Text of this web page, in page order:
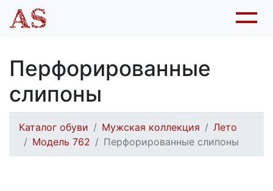
Перфорированные
слипоны
Каталог обуви Мужская коллекция
Лето
Модель 762
Перфорированные слипоны